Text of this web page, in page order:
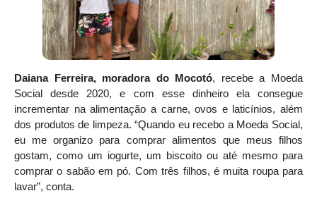
Daiana Ferreira, moradora do Mocotó, recebe a Moeda
Social desde 2020, e com esse dinheiro ela consegue
incrementar na alimentação a carne, ovos e laticínios, além
dos produtos de limpeza. “Quando eu recebo a Moeda Social,
eu me organizo para comprar alimentos que meus filhos
gostam, como um iogurte, um biscoito ou até mesmo para
comprar o sabão em pó. Com três filhos, é muita roupa para
lavar”, conta.